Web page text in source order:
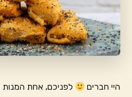
היי חברים
לפניכם, אחת המנות